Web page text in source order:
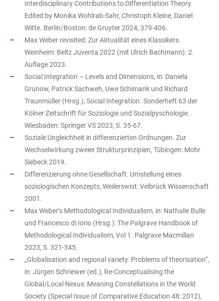
Interdisciplinary Contributions to Differentiation Theory.
Edited by Monika Wohlrab-Sahr, Christoph Kleine, Daniel
Witte. Berlin/Boston: de Gruyter 2024, 379-406.
Max Weber revisited: Zur Aktualität eines Klassikers.
Weinheim: Beltz Juventa 2022 (mit Ulrich Bachmann). 2.
Auflage 2023.
Social Integration – Levels and Dimensions, in: Daniela
Grunow, Patrick Sachweh, Uwe Schimank und Richard
Traunmüller (Hrsg.), Social Integration. Sonderheft 63 der
Kölner Zeitschrift für Soziologie und Sozialpyschologie.
Wiesbaden: Springer VS 2023, S. 35-67.
Soziale Ungleichheit in differenzierten Ordnungen. Zur
Wechselwirkung zweier Strukturprinzipien, Tübingen: Mohr
Siebeck 2019.
Differenzierung ohne Gesellschaft. Umstellung eines
soziologischen Konzepts, Weilerswist: Velbrück Wissenschaft
2001.
Max Weber’s Methodological Individualism, in: Nathalie Bulle
und Francesco di Iorio (Hrsg.): The Palgrave Handbook of
Methodological Individualism, Vol 1. Palgrave Macmillan
2023, S. 321-345.
„Globalisation and regional variety: Problems of theorisation“,
in: Jürgen Schriewer (ed.), Re-Conceptualising the
Global/Local Nexus: Meaning Constellations in the World
Society (Special Issue of Comparative Education 48: 2012),